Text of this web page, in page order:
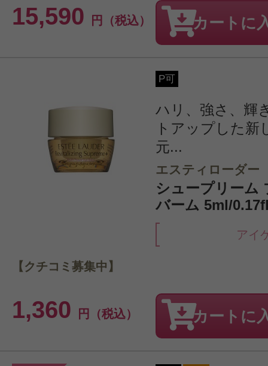
15,590 円（税込） カートに
P可
ハリ、強さ、輝
トアップした新
元...
エスティローダー
シュープリーム
バーム 5ml/
アイ
1,360 円（税込）
【クチコミ募集中】
カートに